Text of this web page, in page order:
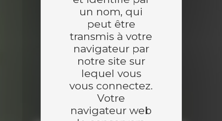
CHARWOOD
ENERGY
un nom, qui
peut être
transmis à votre
navigateur par
notre site sur
lequel vous
vous connectez.
Votre
navigateur web